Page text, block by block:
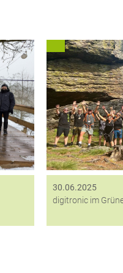
nur
Ob auf
bayerischen
standen bei
Bewegung,
besondere
30.06.2025
digitronic im